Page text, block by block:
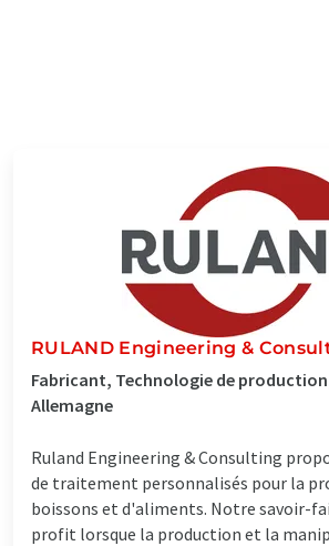
RULAND Engineering &
Fabricant, Technologie de
Allemagne
Ruland Engineering & Consulting
de traitement personnalisés pour la
boissons et d'aliments. Notre savoir-
profit lorsque la production et la